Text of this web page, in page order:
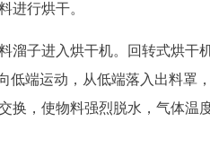
进行烘干。
溜子进入烘干机。回转式烘干
低端运动，从低端落入出料罩
换，使物料强烈脱水，气体温